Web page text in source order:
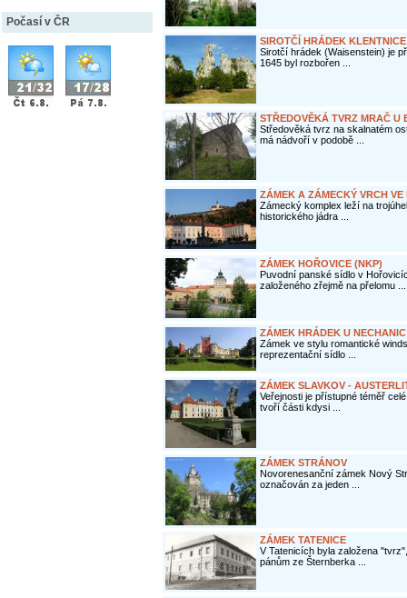
Počasí v ČR
SIROTČÍ HRÁDEK KLENTNICE
Sirotčí hrádek (Waisenstein) je
1645 byl rozbořen ...
STŘEDOVĚKÁ TVRZ MRAČ U
Středověká tvrz na skalnatém
má nádvoří v podobě ...
ZÁMEK A ZÁMECKÝ VRCH VE
Zámecký komplex leží na
historického jádra ...
ZÁMEK HOŘOVICE (NKP)
Puvodní panské sídlo v
založeného zřejmě na přelomu ...
ZÁMEK HRÁDEK U
Zámek ve stylu romantické
reprezentační sídlo ...
ZÁMEK SLAVKOV -
Veřejnosti je přístupné téměř
tvoří části kdysi ...
ZÁMEK STRÁNOV
Novorenesanční zámek Nový
označován za jeden ...
ZÁMEK TATENICE
V Tatenicích byla založena
pánům ze Šternberka ...